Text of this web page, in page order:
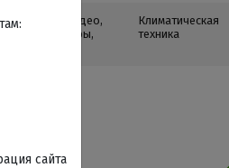
Аудио, Видео,
Телевизоры,
Климатическая
техника
сайта